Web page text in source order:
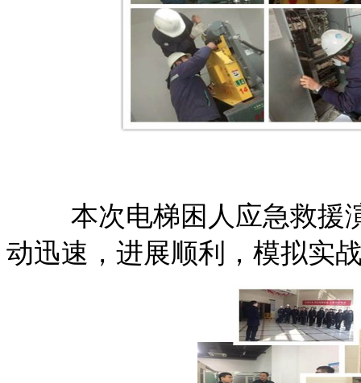
本次电梯困人应急救援
动迅速，进展顺利，模拟实